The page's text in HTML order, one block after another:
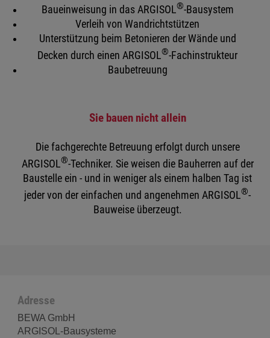
Baueinweisung in das ARGISOL®-Bausystem
Verleih von Wandrichtstützen
Unterstützung beim Betonieren der Wände und
Decken durch einen ARGISOL®-Fachinstrukteur
Baubetreuung
Sie bauen nicht allein
Die fachgerechte Betreuung erfolgt durch unsere
ARGISOL®-Techniker. Sie weisen die Bauherren auf der
Baustelle ein - und in weniger als einem halben Tag ist
jeder von der einfachen und angenehmen ARGISOL®-
Bauweise überzeugt.
Adresse
BEWA GmbH
ARGISOL-Bausysteme